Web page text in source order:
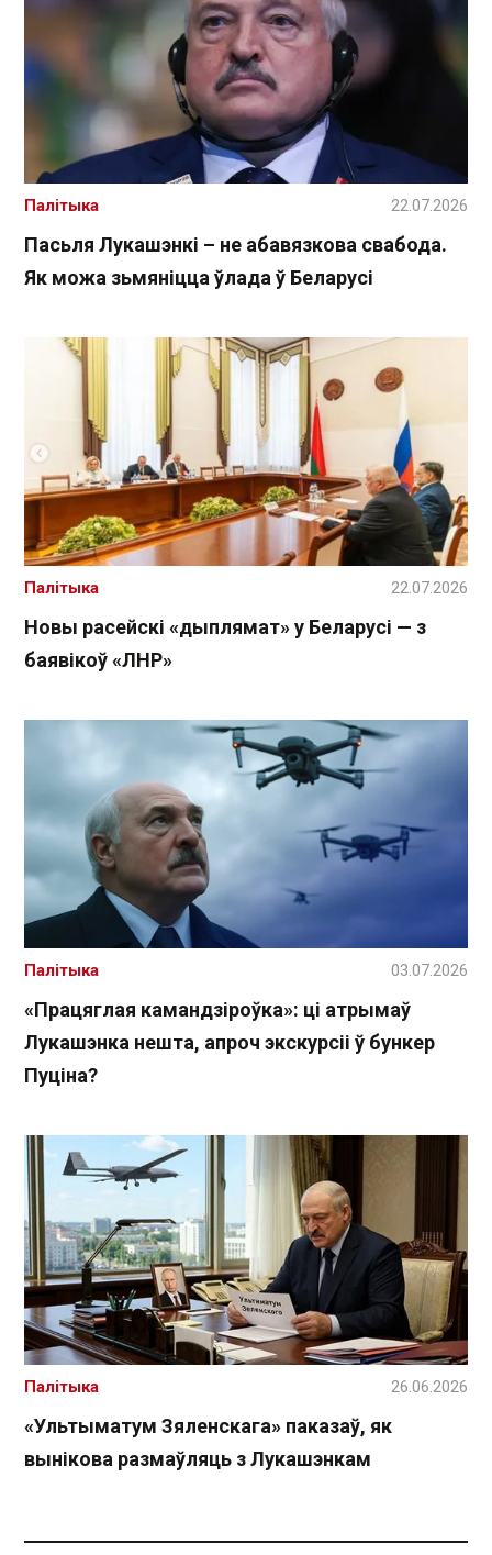
Пасьля Лукашэнкі – не абавязкова свабода.
Як можа зьмяніцца ўлада ў Беларусі
Палітыка 22.07.2026
Новы расейскі «дыплямат» у Беларусі — з
баявікоў «ЛНР»
Палітыка 22.07.2026
«Працяглая камандзіроўка»: ці атрымаў
Лукашэнка нешта, апроч экскурсіі ў бункер
Пуціна?
Палітыка 03.07.2026
«Ультыматум Зяленскага» паказаў, як
вынікова размаўляць з Лукашэнкам
Палітыка 26.06.2026